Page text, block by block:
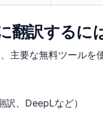
翻訳するに
主要な無料ツール
、DeepLなど）